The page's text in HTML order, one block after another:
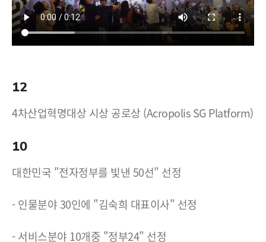
12
4차산업혁명대상 시상 공로상 (Acropolis SG Platform)
10
대한민국 "전자정부를 빛낸 50선" 선정
- 인물분야 30인에 "김숙희 대표이사" 선정
- 서비스분야 10개중 "정부24" 선정